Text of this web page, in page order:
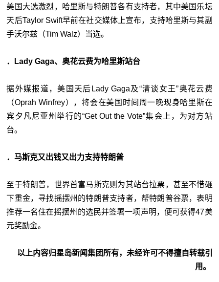
美国大选激烈，哈里斯与特朗普各有支持者，其中美国乐坛
天后Taylor Swift早前在社交媒体上宣布，支持哈里斯与其副
手沃尔兹（Tim Walz）当选。
．Lady Gaga、奥花云费为哈里斯站台
据外媒报道，美国天后Lady Gaga及“清谈女王”奥花云费
（Oprah Winfrey），将会在美国时间周一晚现身哈里斯在
宾夕凡尼亚州举行的“Get Out the Vote”集会上，为对方站
台。
．马斯克又出钱又出力支持特朗普
至于特朗普，世界首富马斯克则为其站台拉票，甚至不惜砸
下重金，寻找摇摆州的特朗普支持者，帮特朗普谷票，表明
推荐一名住在摇摆州的选民并签署一项声明，便可获得47美
元奖励金。
以上内容归星岛新闻集团所有，未经许可不得擅自转载引
用。